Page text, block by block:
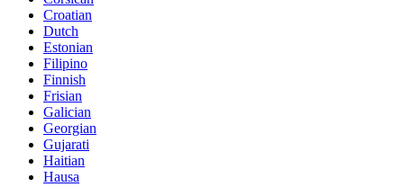
Croatian
Dutch
Estonian
Filipino
Finnish
Frisian
Galician
Georgian
Gujarati
Haitian
Hausa